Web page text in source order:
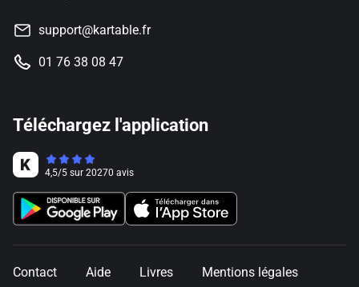
support@kartable.fr
01 76 38 08 47
Téléchargez l'application
4,5/5 sur 20270 avis
Contact Aide Livres Mentions légales